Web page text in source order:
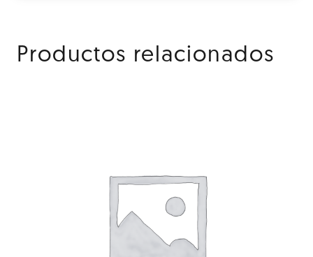
Productos relacionados